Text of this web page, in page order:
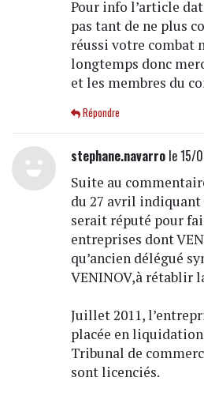
Pour info l’article
pas tant de ne plus
réussi votre combat
longtemps donc
et les membres du
Répondre
stephane.navarrole 15/
Suite au
du 27 avril indiquant
serait réputé pour
entreprises dont
qu’ancien délégué
VENINOV,à rétablir
Juillet 2011,
placée en
Tribunal de
sont licenciés.